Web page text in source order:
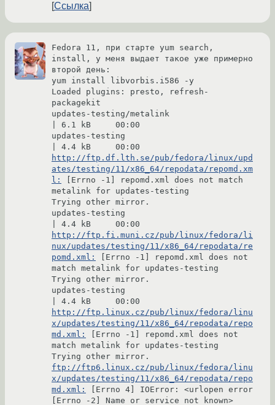
Ссылка
Fedora 11, при старте yum search,
install, у меня выдает такое уже примерно
второй день:
yum install libvorbis.i586 -y
Loaded plugins: presto, refresh-
packagekit
updates-testing/metalink
| 6.1 kB     00:00
updates-testing
http://ftp.df.lth.se/pub/fedora/linux/upd
ates/testing/11/x86_64/repodata/repomd.xm
l:
[Errno -1] repomd.xml does not match
metalink for updates-testing
Trying other mirror.
updates-testing
http://ftp.fi.muni.cz/pub/linux/fedora/li
nux/updates/testing/11/x86_64/repodata/re
pomd.xml:
[Errno -1] repomd.xml does not
match metalink for updates-testing
Trying other mirror.
updates-testing
http://ftp.linux.cz/pub/linux/fedora/linu
x/updates/testing/11/x86_64/repodata/repo
md.xml:
[Errno -1] repomd.xml does not
match metalink for updates-testing
ftp://ftp6.linux.cz/pub/linux/fedora/linu
x/updates/testing/11/x86_64/repodata/repo
md.xml:
[Errno 4] IOError: <urlopen error
[Errno -2] Name or service not known>